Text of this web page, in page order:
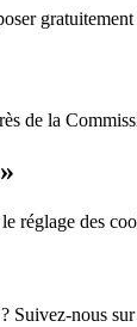
de la
réglage des
Suivez-nous